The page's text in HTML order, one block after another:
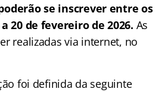
se inscrever entre os
20 de fevereiro de 2026. As
realizadas via internet, no
foi definida da seguinte